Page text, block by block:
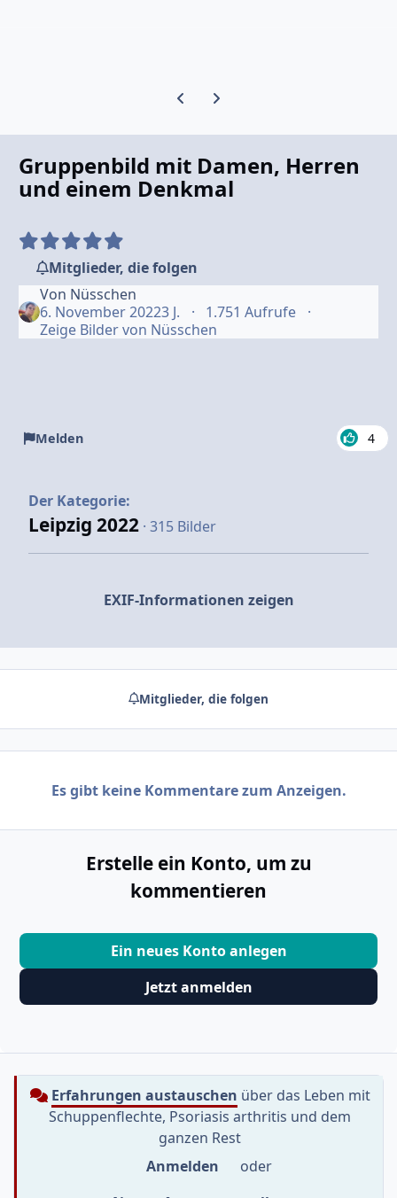
Vorherige Karussell-Folie
Nächste Karussell-Folie
Gruppenbild mit Damen, Herren
und einem Denkmal
Mitglieder, die folgen
Von Nüsschen
6. November 20223 J.
1.751 Aufrufe
Zeige Bilder von Nüsschen
Melden 4
Der Kategorie:
Leipzig 2022 · 315 Bilder
EXIF-Informationen zeigen
Mitglieder, die folgen
Es gibt keine Kommentare zum Anzeigen.
Erstelle ein Konto, um zu
kommentieren
Ein neues Konto anlegen
Jetzt anmelden
Erfahrungen austauschen über das Leben mit
Schuppenflechte, Psoriasis arthritis und dem
ganzen Rest
Anmelden
oder